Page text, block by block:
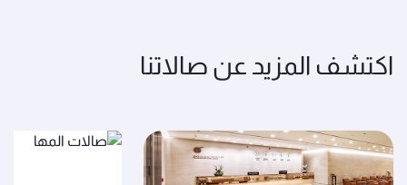
اكتشف المزيد عن صالاتنا